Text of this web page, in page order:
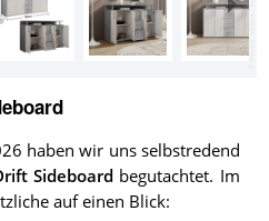
haben wir uns selbstredend
Sideboardbegutachtet. Im
auf einen Blick: